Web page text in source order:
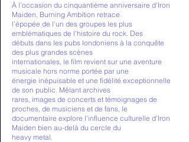
À l’occasion du cinquantième anniversaire d’Iron
Maiden, Burning Ambition retrace
l’épopée de l’un des groupes les plus
emblématiques de l’histoire du rock. Des
débuts dans les pubs londoniens à la conquête
des plus grandes scènes
internationales, le film revient sur une aventure
musicale hors norme portée par une
énergie inépuisable et une fidélité exceptionnelle
de son public. Mêlant archives
rares, images de concerts et témoignages de
proches, de musiciens et de fans, le
documentaire explore l’influence culturelle d’Iron
Maiden bien au-delà du cercle du
heavy metal.